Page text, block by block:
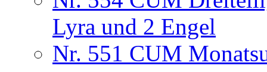
Lyra und 2 Engel
Nr. 551 CUM